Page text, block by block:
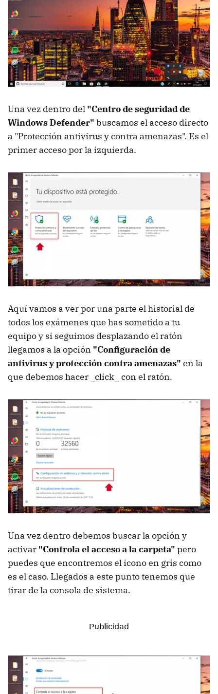
Una vez dentro del "Centro de seguridad de
Windows Defender" buscamos el acceso directo
a "Protección antivirus y contra amenazas". Es el
primer acceso por la izquierda.
Aquí vamos a ver por una parte el historial de
todos los exámenes que has sometido a tu
equipo y si seguimos desplazando el ratón
llegamos a la opción "Configuración de
antivirus y protección contra amenazas" en la
que debemos hacer _click_ con el ratón.
Una vez dentro debemos buscar la opción y
activar "Controla el acceso a la carpeta" pero
puedes que encontremos el icono en gris como
es el caso. Llegados a este punto tenemos que
tirar de la consola de sistema.